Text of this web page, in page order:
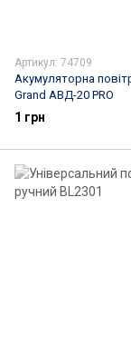
Артикул: 74709
Акумуляторна
Grand АВД-20 PRO
1 грн